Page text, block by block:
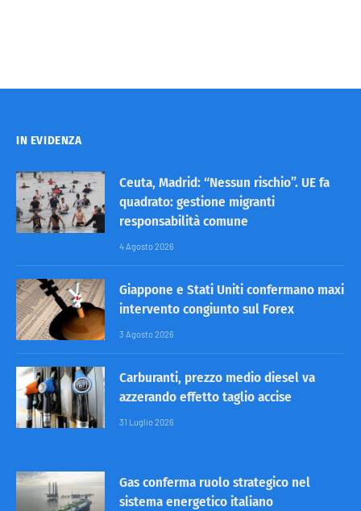
IN EVIDENZA
Ceuta, Madrid: “Nessun rischio”. UE fa
quadrato: gestione migranti
responsabilità comune
4 Agosto 2026
Giappone e Stati Uniti confermano maxi
intervento congiunto sul Forex
3 Agosto 2026
Carburanti, prezzo medio diesel va
azzerando effetto taglio accise
31 Luglio 2026
Gas conferma ruolo strategico nel
sistema energetico italiano